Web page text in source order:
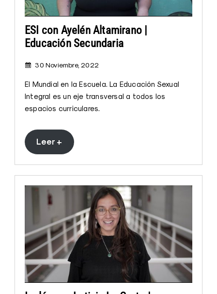
ESI con Ayelén Altamirano |
Educación Secundaria
30 Noviembre, 2022
El Mundial en la Escuela. La Educación Sexual
Integral es un eje transversal a todos los
espacios curriculares.
Leer +